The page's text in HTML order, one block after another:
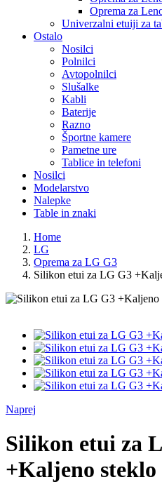
Oprema za
Univerzalni etuiji za
Ostalo
Nosilci
Polnilci
Avtopolnilci
Slušalke
Kabli
Baterije
Razno
Športne kamere
Pametne ure
Tablice in telefoni
Nosilci
Modelarstvo
Nalepke
Table in znaki
Home
LG
Oprema za LG G3
Silikon etui za LG G3
Naprej
Silikon etui za
+Kaljeno